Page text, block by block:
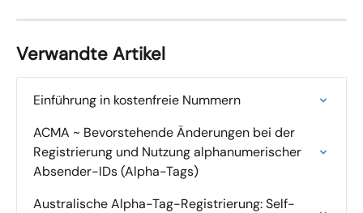
Verwandte Artikel
Einführung in kostenfreie Nummern
ACMA ~ Bevorstehende Änderungen bei der
Registrierung und Nutzung alphanumerischer
Absender-IDs (Alpha-Tags)
Australische Alpha-Tag-Registrierung: Self-